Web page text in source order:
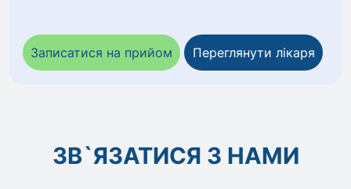
Записатися на прийом Переглянути лікаря
ЗВ`ЯЗАТИСЯ З НАМИ